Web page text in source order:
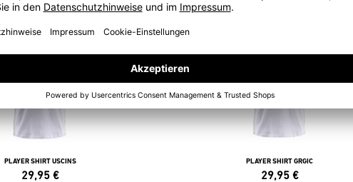
PLAYER SHIRT USCINS
29,95 €
PLAYER SHIRT GRGIC
29,95 €